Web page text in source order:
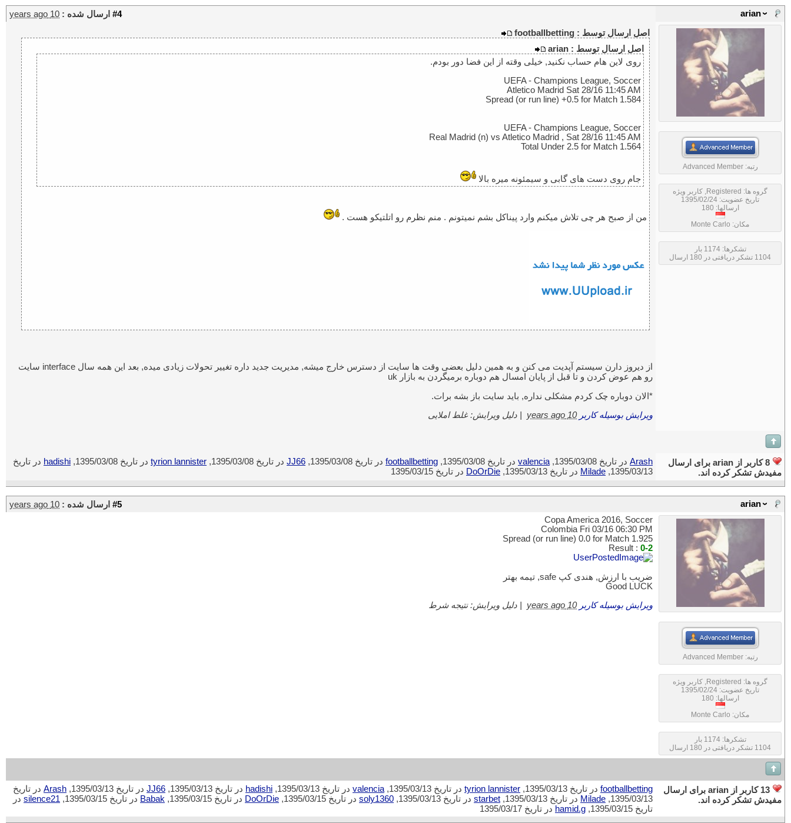
arian
#4 ارسال شده : 10 years ago
رتبه:Advanced Member
گروه ها: Registered
, کاربر ویژه
تاریخ عضویت: 1395/02/24
ارسالها: 180
مکان: Monte Carlo
تشکرها: 1174 بار
1104 تشکر دریافتی در 180 ارسال
اصل ارسال توسط : footballbetting
اصل ارسال توسط : arian
روی لاین هام حساب نکنید, خیلی وقته از این فضا دور بودم.
UEFA - Champions League, Soccer
Atletico Madrid Sat 28/16 11:45 AM
Spread (or run line) +0.5 for Match 1.584
UEFA - Champions League, Soccer
Real Madrid (n) vs Atletico Madrid , Sat 28/16 11:45 AM
Total Under 2.5 for Match 1.564
جام روی دست های گابی و سیمئونه میره بالا
من از صبح هر چی تلاش میکنم وارد پیناکل بشم نمیتونم . منم نظرم رو اتلتیکو هست .
از دیروز دارن سیستم آپدیت می کنن و به همین دلیل بعضی وقت ها سایت از دسترس خارج میشه, مدیریت جدید داره تغییر تحولات زیادی میده, بعد این همه سال interface سایت
رو هم عوض کردن و تا قبل از پایان امسال هم دوباره برمیگردن به بازار uk
*الان دوباره چک کردم مشکلی نداره, باید سایت باز بشه برات.
ویرایش بوسیله کاربر 10 years ago دلیل ویرایش: غلط املایی
8 کاربر از arian برای ارسال
مفیدش تشکر کرده اند.
Arash در تاریخ 1395/03/08, valencia در تاریخ 1395/03/08, footballbetting در تاریخ 1395/03/08, JJ66 در تاریخ 1395/03/08, tyrion lannister در تاریخ 1395/03/08, hadishi در تاریخ
1395/03/13,
Milade در تاریخ 1395/03/13, DoOrDie در تاریخ 1395/03/15
arian
#5 ارسال شده : 10 years ago
رتبه:Advanced Member
گروه ها: Registered
, کاربر ویژه
تاریخ عضویت: 1395/02/24
ارسالها: 180
مکان: Monte Carlo
تشکرها: 1174 بار
1104 تشکر دریافتی در 180 ارسال
Copa America 2016, Soccer
Colombia Fri 03/16 06:30 PM
Spread (or run line) 0.0 for Match 1.925
Result : 0-2
ضریب با ارزش, هندی کپ safe, تیمه بهتر
Good LUCK
ویرایش بوسیله کاربر 10 years ago دلیل ویرایش: نتیجه شرط
13 کاربر از arian برای ارسال
مفیدش تشکر کرده اند.
footballbetting در تاریخ 1395/03/13, tyrion lannister در تاریخ 1395/03/13, valencia در تاریخ 1395/03/13, hadishi در تاریخ 1395/03/13, JJ66 در تاریخ 1395/03/13, Arash در تاریخ
1395/03/13,
Milade در تاریخ 1395/03/13, starbet در تاریخ 1395/03/13, soly1360 در تاریخ 1395/03/15, DoOrDie در تاریخ 1395/03/15, Babak در تاریخ 1395/03/15, silence21 در
تاریخ 1395/03/15,
hamid.g در تاریخ 1395/03/17